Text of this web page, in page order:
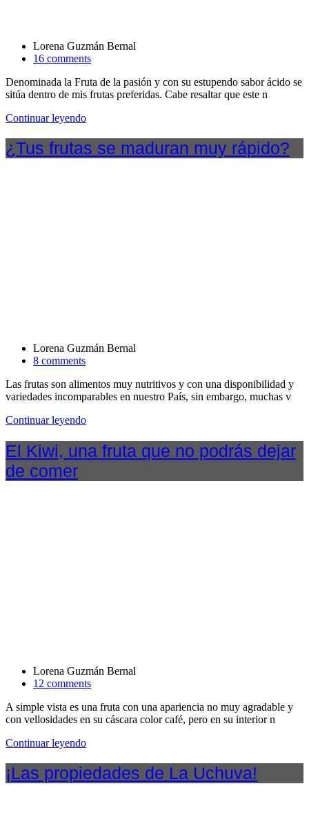
Lorena Guzmán Bernal
16 comments
Denominada la Fruta de la pasión y con su estupendo sabor ácido se
sitúa dentro de mis frutas preferidas. Cabe resaltar que este n
Continuar leyendo
¿Tus frutas se maduran muy rápido?
Lorena Guzmán Bernal
8 comments
Las frutas son alimentos muy nutritivos y con una disponibilidad y
variedades incomparables en nuestro País, sin embargo, muchas v
Continuar leyendo
El Kiwi, una fruta que no podrás dejar
de comer
Lorena Guzmán Bernal
12 comments
A simple vista es una fruta con una apariencia no muy agradable y
con vellosidades en su cáscara color café, pero en su interior n
Continuar leyendo
¡Las propiedades de La Uchuva!